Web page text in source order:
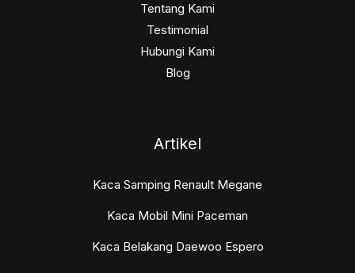
Tentang Kami
Testimonial
Hubungi Kami
Blog
Artikel
Kaca Samping Renault Megane
Kaca Mobil Mini Paceman
Kaca Belakang Daewoo Espero